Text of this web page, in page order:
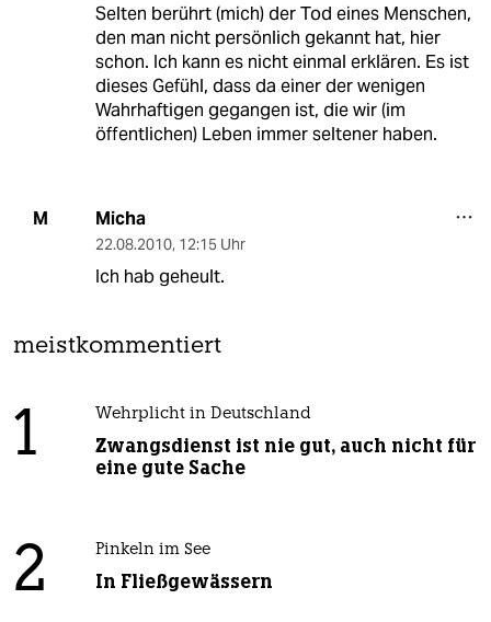
Selten berührt (mich) der Tod eines Menschen,
den man nicht persönlich gekannt hat, hier
schon. Ich kann es nicht einmal erklären. Es ist
dieses Gefühl, dass da einer der wenigen
Wahrhaftigen gegangen ist, die wir (im
öffentlichen) Leben immer seltener haben.
M Micha
22.08.2010, 12:15 Uhr
Ich hab geheult.
meistkommentiert
1 Wehrplicht in Deutschland
Zwangsdienst ist nie gut, auch nicht für
eine gute Sache
2 Pinkeln im See
In Fließgewässern